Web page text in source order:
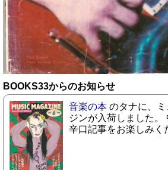
BOOKS33からのお知らせ
音楽の本 のタナに、
ジンが入荷しました。
辛口記事をお楽しみく